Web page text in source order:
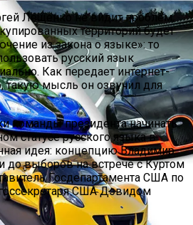
Почему Нельзя
Кофе
Пытается Снять Запрет На
КПУ
Лещенко не видит проблем,
территорий будет
из закона о языке»: то
русский язык
Как передает интернет-
такую мысль он озвучил для
команды президента начинать
статусе русского языка в
идея: концепцию Владимир
до выборов на встрече с Куртом
Госдепартамента США по
США Дэвидом